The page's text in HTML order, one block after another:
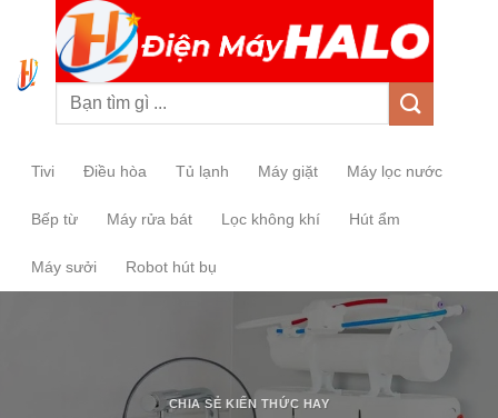
Tivi Điều hòa Tủ lạnh Máy giặt Máy lọc nước
Bếp từ Máy rửa bát Lọc không khí Hút ẩm
Máy sưởi Robot hút bụ
CHIA SẺ KIẾN THỨC HAY